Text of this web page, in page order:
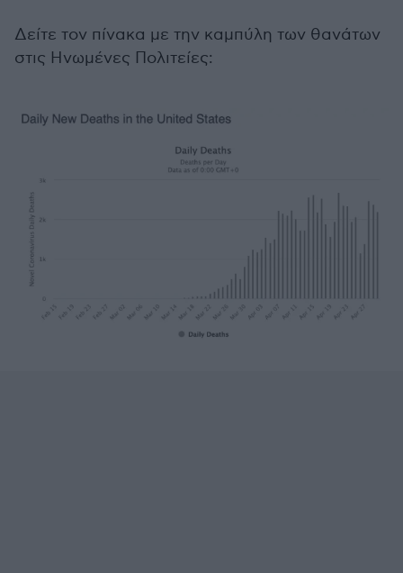
Δείτε τον πίνακα με την καμπύλη των θανάτων
στις Ηνωμένες Πολιτείες: